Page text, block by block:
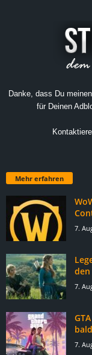
Danke, dass Du
für Deinen
Mehr erfahren
7.
7.
7.